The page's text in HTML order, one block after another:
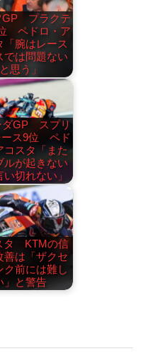
GP プラクテ
ペドロ・ア
「腕はレース
では問題ない
と思う」
ダGP スプリ
ース9位 ペド
コスタ「また
ルが起きない
い切れない」
タ KTMの信
善は「ザクセ
ク前には難し
」と警告